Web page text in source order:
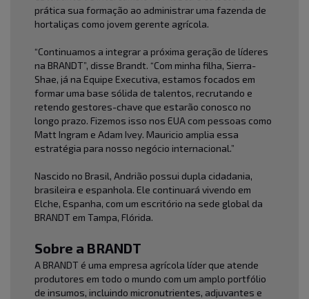
prática sua formação ao administrar uma fazenda de
hortaliças como jovem gerente agrícola.
“Continuamos a integrar a próxima geração de líderes
na BRANDT”, disse Brandt. “Com minha filha, Sierra-
Shae, já na Equipe Executiva, estamos focados em
formar uma base sólida de talentos, recrutando e
retendo gestores-chave que estarão conosco no
longo prazo. Fizemos isso nos EUA com pessoas como
Matt Ingram e Adam Ivey. Mauricio amplia essa
estratégia para nosso negócio internacional.”
Nascido no Brasil, Andrião possui dupla cidadania,
brasileira e espanhola. Ele continuará vivendo em
Elche, Espanha, com um escritório na sede global da
BRANDT em Tampa, Flórida.
Sobre a BRANDT
A BRANDT é uma empresa agrícola líder que atende
produtores em todo o mundo com um amplo portfólio
de insumos, incluindo micronutrientes, adjuvantes e